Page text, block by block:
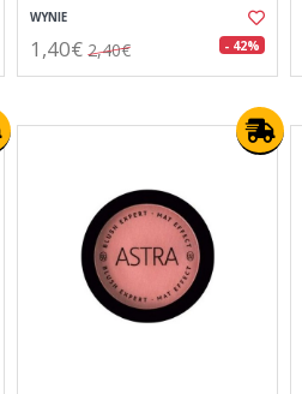
WYNIE
1,40€ 2,40€ - 42%